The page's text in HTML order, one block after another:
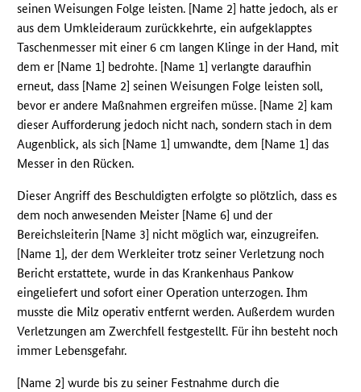
seinen Weisungen Folge leisten. [Name 2] hatte jedoch, als er
aus dem Umkleideraum zurückkehrte, ein aufgeklapptes
Taschenmesser mit einer 6 cm langen Klinge in der Hand, mit
dem er [Name 1] bedrohte. [Name 1] verlangte daraufhin
erneut, dass [Name 2] seinen Weisungen Folge leisten soll,
bevor er andere Maßnahmen ergreifen müsse. [Name 2] kam
dieser Aufforderung jedoch nicht nach, sondern stach in dem
Augenblick, als sich [Name 1] umwandte, dem [Name 1] das
Messer in den Rücken.
Dieser Angriff des Beschuldigten erfolgte so plötzlich, dass es
dem noch anwesenden Meister [Name 6] und der
Bereichsleiterin [Name 3] nicht möglich war, einzugreifen.
[Name 1], der dem Werkleiter trotz seiner Verletzung noch
Bericht erstattete, wurde in das Krankenhaus Pankow
eingeliefert und sofort einer Operation unterzogen. Ihm
musste die Milz operativ entfernt werden. Außerdem wurden
Verletzungen am Zwerchfell festgestellt. Für ihn besteht noch
immer Lebensgefahr.
[Name 2] wurde bis zu seiner Festnahme durch die